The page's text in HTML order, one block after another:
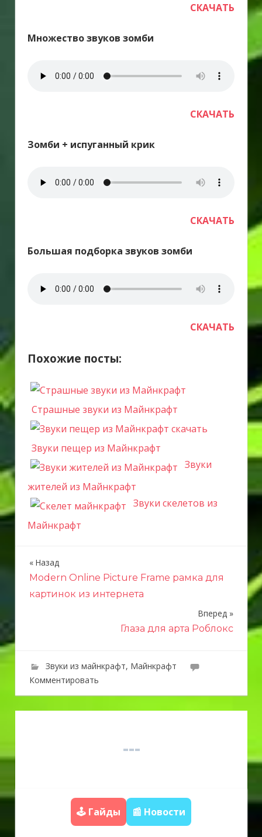
СКАЧАТЬ
Множество звуков зомби
СКАЧАТЬ
Зомби + испуганный крик
СКАЧАТЬ
Большая подборка звуков зомби
СКАЧАТЬ
Похожие посты:
Страшные звуки из Майнкрафт
Звуки пещер из Майнкрафт
Звуки
жителей из Майнкрафт
Звуки скелетов из
Майнкрафт
Н
а
ц
и
Назад
Modern Online Picture Frame рамка для
картинок из интернета
Вперед
Глаза для арта Роблокс
Звуки из майнкрафт, Майнкрафт
Комментировать
🕹️ Гайды 📰 Новости